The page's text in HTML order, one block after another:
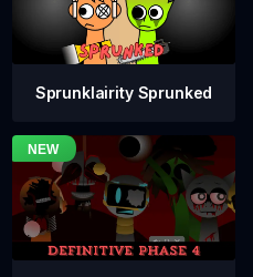
Sprunklairity Sprunked